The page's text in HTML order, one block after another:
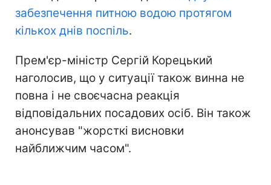
забезпечення питною водою протягом
кількох днів поспіль.
Прем'єр-міністр Сергій Корецький
наголосив, що у ситуації також винна не
повна і не своєчасна реакція
відповідальних посадових осіб. Він також
анонсував "жорсткі висновки
найближчим часом".